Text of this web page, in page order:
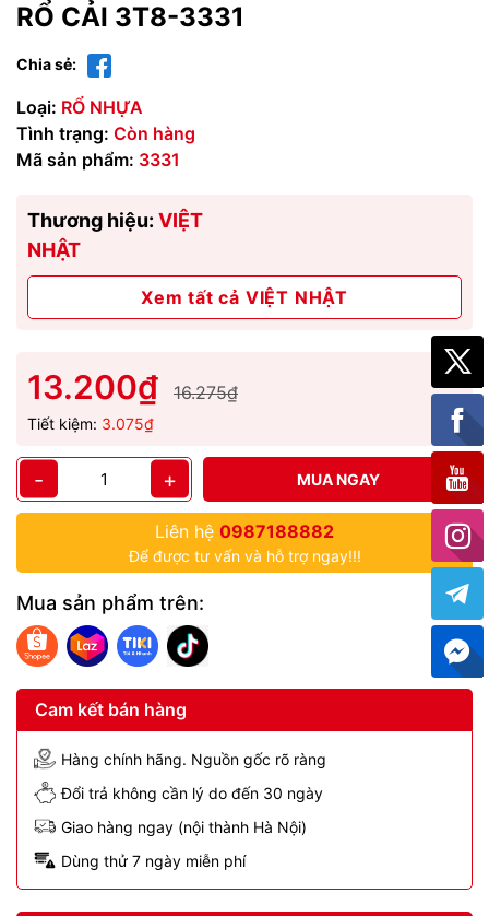
RỔ CẢI 3T8-3331
Chia sẻ:
Loại: RỔ NHỰA
Tình trạng: Còn hàng
Mã sản phẩm: 3331
Thương hiệu: VIỆT
NHẬT
Xem tất cả VIỆT NHẬT
13.200₫ 16.275₫
Tiết kiệm: 3.075₫
- + MUA NGAY
Liên hệ 0987188882
Để được tư vấn và hỗ trợ ngay!!!
Mua sản phẩm trên:
Cam kết bán hàng
Hàng chính hãng. Nguồn gốc rõ ràng
Đổi trả không cần lý do đến 30 ngày
Giao hàng ngay (nội thành Hà Nội)
Dùng thử 7 ngày miễn phí